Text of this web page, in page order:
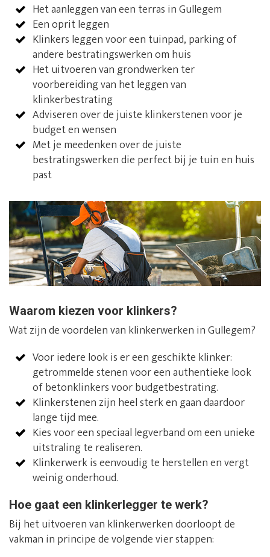
Het aanleggen van een terras in Gullegem
Een oprit leggen
Klinkers leggen voor een tuinpad, parking of
andere bestratingswerken om huis
Het uitvoeren van grondwerken ter
voorbereiding van het leggen van
klinkerbestrating
Adviseren over de juiste klinkerstenen voor je
budget en wensen
Met je meedenken over de juiste
bestratingswerken die perfect bij je tuin en huis
past
Waarom kiezen voor klinkers?
Wat zijn de voordelen van klinkerwerken in Gullegem?
Voor iedere look is er een geschikte klinker:
getrommelde stenen voor een authentieke look
of betonklinkers voor budgetbestrating.
Klinkerstenen zijn heel sterk en gaan daardoor
lange tijd mee.
Kies voor een speciaal legverband om een unieke
uitstraling te realiseren.
Klinkerwerk is eenvoudig te herstellen en vergt
weinig onderhoud.
Hoe gaat een klinkerlegger te werk?
Bij het uitvoeren van klinkerwerken doorloopt de
vakman in principe de volgende vier stappen: